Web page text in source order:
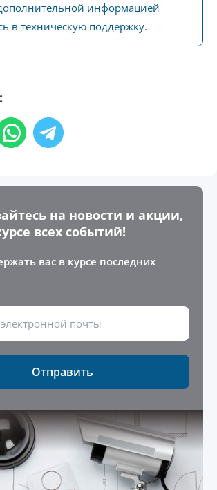
информацией
в техническую поддержку.
на новости и акции,
всех событий!
вас в курсе последних
Отправить